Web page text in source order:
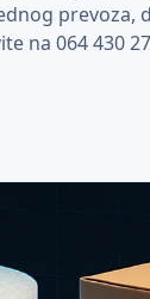
prevoza,
na 064 430